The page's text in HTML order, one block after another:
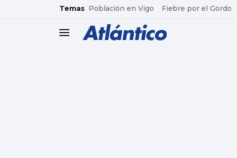
common.go-to-content
Temas Población en Vigo Fiebre por el Gordo
header.menu.open